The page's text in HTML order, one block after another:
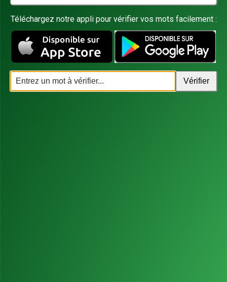
Téléchargez notre appli pour vérifier vos mots facilement :